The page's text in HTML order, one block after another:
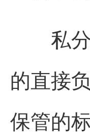
私分
的直接
保管的